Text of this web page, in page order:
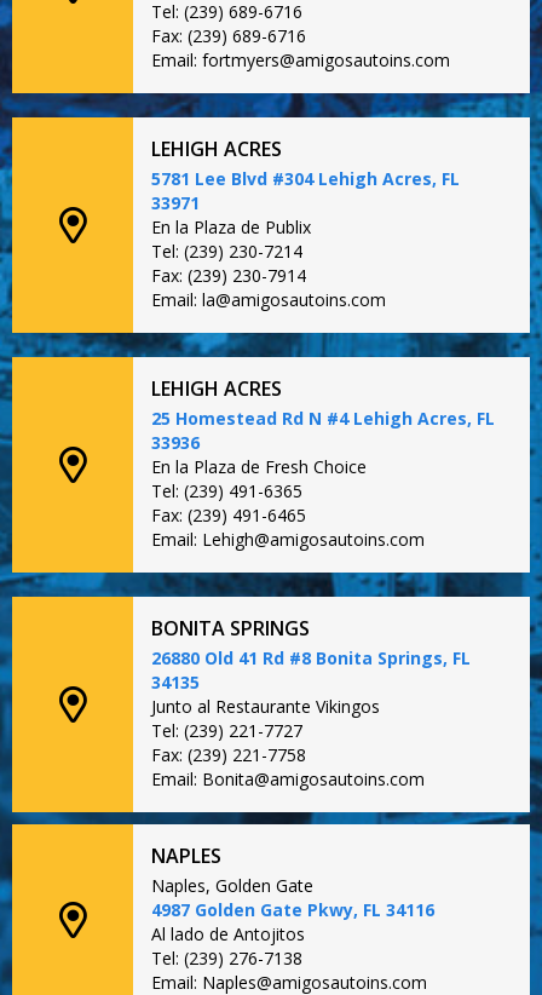
Tel: (239) 689-6716
Fax: (239) 689-6716
Email: fortmyers@amigosautoins.com
LEHIGH ACRES
5781 Lee Blvd #304 Lehigh Acres, FL
33971
En la Plaza de Publix
Tel: (239) 230-7214
Fax: (239) 230-7914
Email: la@amigosautoins.com
LEHIGH ACRES
25 Homestead Rd N #4 Lehigh Acres, FL
33936
En la Plaza de Fresh Choice
Tel: (239) 491-6365
Fax: (239) 491-6465
Email: Lehigh@amigosautoins.com
BONITA SPRINGS
26880 Old 41 Rd #8 Bonita Springs, FL
34135
Junto al Restaurante Vikingos
Tel: (239) 221-7727
Fax: (239) 221-7758
Email: Bonita@amigosautoins.com
NAPLES
Naples, Golden Gate
4987 Golden Gate Pkwy, FL 34116
Al lado de Antojitos
Tel: (239) 276-7138
Email: Naples@amigosautoins.com